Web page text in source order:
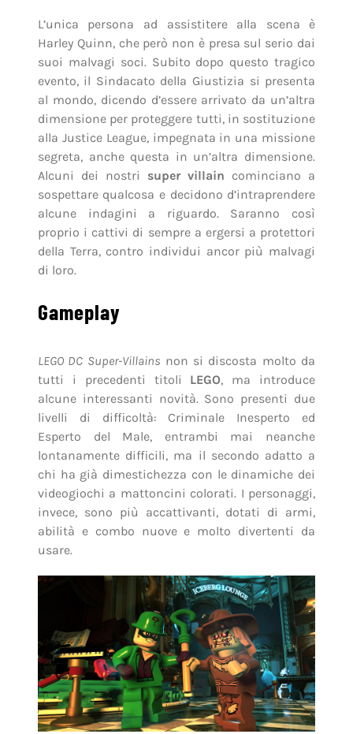
L’unica persona ad assistitere alla scena è
Harley Quinn, che però non è presa sul serio dai
suoi malvagi soci. Subito dopo questo tragico
evento, il Sindacato della Giustizia si presenta
al mondo, dicendo d’essere arrivato da un’altra
dimensione per proteggere tutti, in sostituzione
alla Justice League, impegnata in una missione
segreta, anche questa in un’altra dimensione.
Alcuni dei nostri super villain cominciano a
sospettare qualcosa e decidono d’intraprendere
alcune indagini a riguardo. Saranno così
proprio i cattivi di sempre a ergersi a protettori
della Terra, contro individui ancor più malvagi
di loro.
Gameplay
LEGO DC Super-Villains non si discosta molto da
tutti i precedenti titoli LEGO, ma introduce
alcune interessanti novità. Sono presenti due
livelli di difficoltà: Criminale Inesperto ed
Esperto del Male, entrambi mai neanche
lontanamente difficili, ma il secondo adatto a
chi ha già dimestichezza con le dinamiche dei
videogiochi a mattoncini colorati. I personaggi,
invece, sono più accattivanti, dotati di armi,
abilità e combo nuove e molto divertenti da
usare.